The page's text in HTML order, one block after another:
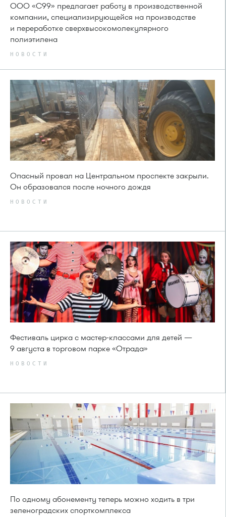
ООО «С99» предлагает работу в производственной
компании, специализирующейся на производстве
и переработке сверхвысокомолекулярного
полиэтилена
НОВОСТИ
Опасный провал на Центральном проспекте закрыли.
Он образовался после ночного дождя
НОВОСТИ
Фестиваль цирка с мастер-классами для детей —
9 августа в торговом парке «Отрада»
НОВОСТИ
По одному абонементу теперь можно ходить в три
зеленоградских спорткомплекса